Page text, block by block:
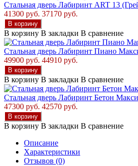
Стальная дверь Лабиринт ART 13
41300 руб. 37170 руб.
В корзину
В корзину В закладки В сравнение
Стальная дверь Лабиринт Пиано
49900 руб. 44910 руб.
В корзину
В корзину В закладки В сравнение
Стальная дверь Лабиринт Бетон
47300 руб. 42570 руб.
В корзину
В корзину В закладки В сравнение
Описание
Характеристики
Отзывов (0)